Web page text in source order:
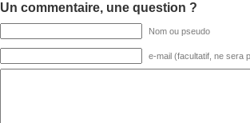
Un commentaire, une question ?
Nom ou pseudo
e-mail (facultatif, ne sera